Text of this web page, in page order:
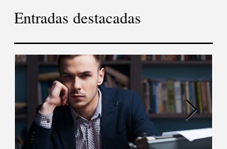
Entradas destacadas